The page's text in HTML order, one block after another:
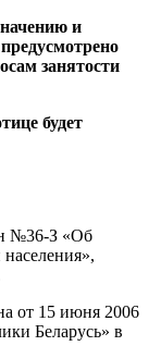
и
занятости
№36-З «Об
от 15 июня 2006
Беларусь» в